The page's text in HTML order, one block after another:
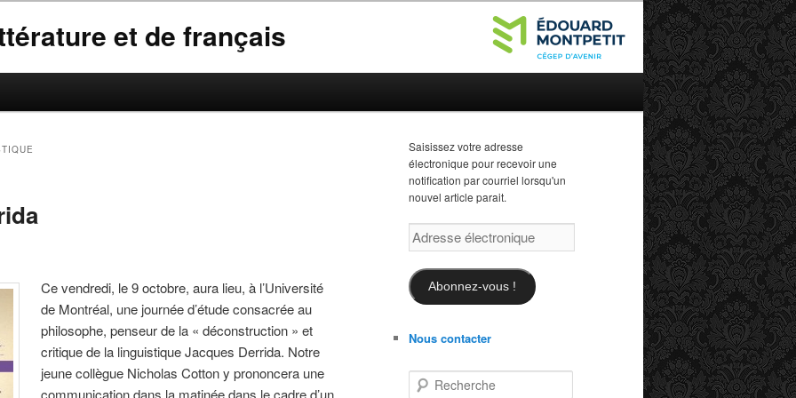
et de français
Ce vendredi, le 9 octobre, aura lieu, à l’Université
de Montréal, une journée d’étude consacrée au
philosophe, penseur de la « déconstruction » et
critique de la linguistique Jacques Derrida. Notre
jeune collègue Nicholas Cotton y prononcera une
communication dans la matinée dans le cadre d’un
Saisissez votre adresse
électronique pour recevoir une
notification par courriel lorsqu'un
nouvel article parait.
Adresse
électronique
Abonnez-vous !
Nous contacter